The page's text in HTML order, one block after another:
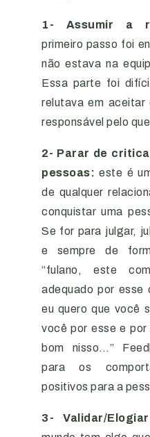
1- Assumir a
primeiro passo foi
não estava na
Essa parte foi
relutava em aceitar
responsável pelo
2- Parar de
pessoas: este é
de qualquer
conquistar uma
Se for para julgar,
e sempre de
“fulano, este
adequado por esse
eu quero que você
você por esse e
bom nisso…”
para os
positivos para a
3- Validar/